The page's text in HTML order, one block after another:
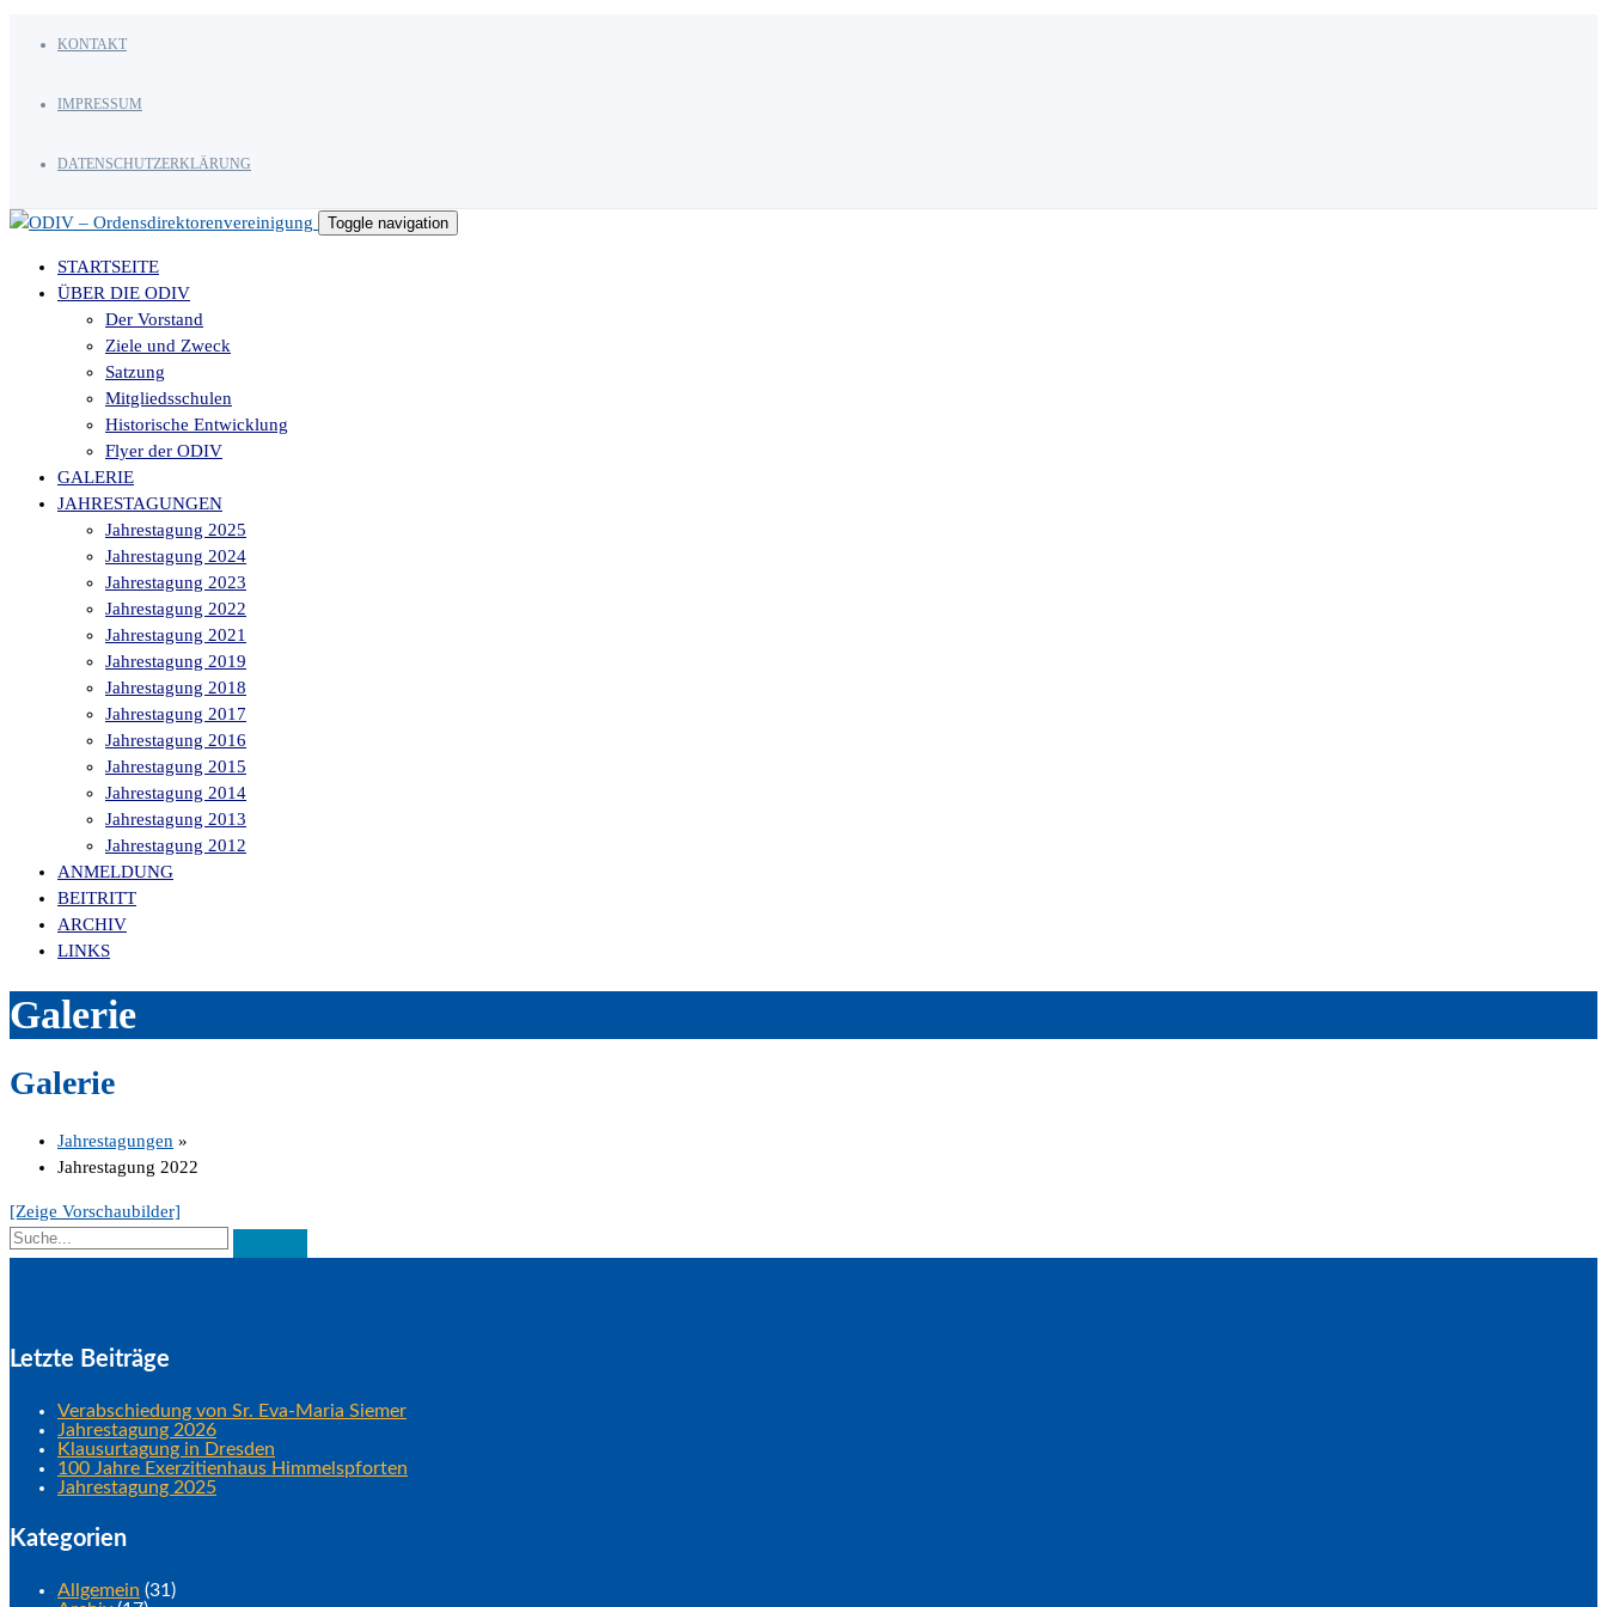
KONTAKT
IMPRESSUM
DATENSCHUTZERKLÄRUNG
Toggle navigation
STARTSEITE
ÜBER DIE ODIV
Der Vorstand
Ziele und Zweck
Satzung
Mitgliedsschulen
Historische Entwicklung
Flyer der ODIV
GALERIE
JAHRESTAGUNGEN
Jahrestagung 2025
Jahrestagung 2024
Jahrestagung 2023
Jahrestagung 2022
Jahrestagung 2021
Jahrestagung 2019
Jahrestagung 2018
Jahrestagung 2017
Jahrestagung 2016
Jahrestagung 2015
Jahrestagung 2014
Jahrestagung 2013
Jahrestagung 2012
ANMELDUNG
BEITRITT
ARCHIV
LINKS
Galerie
Galerie
Jahrestagungen »
Jahrestagung 2022
[Zeige Vorschaubilder]
Letzte Beiträge
Verabschiedung von Sr. Eva-Maria Siemer
Jahrestagung 2026
Klausurtagung in Dresden
100 Jahre Exerzitienhaus Himmelspforten
Jahrestagung 2025
Kategorien
Allgemein (31)